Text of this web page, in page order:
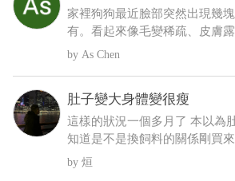
什麼原因
家裡狗狗最近臉部突然出現幾
有。看起來像毛變稀疏、皮膚
點像有皮屑,但沒有看到流血、
狗狗目前看起來精神、食慾都
他皮膚問題?
As Chen
肚子變大身體變很瘦
這樣的狀況一個多月了 本以為
知道是不是換飼料的關係剛買
後來就少量多餐就比較不會拉
現在都吃很慢有時候還沒有吃
烜